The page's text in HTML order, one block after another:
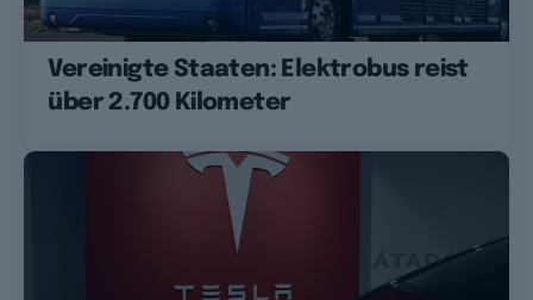
Vereinigte Staaten: Elektrobus reist
über 2.700 Kilometer